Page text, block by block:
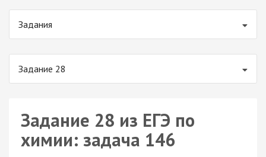
Задания
Задание 28
Задание 28 из ЕГЭ по
химии: задача 146